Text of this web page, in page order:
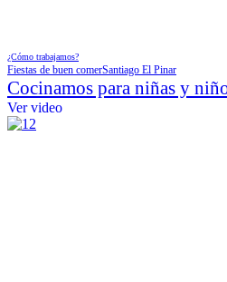
¿Cómo trabajamos?
Fiestas de buen comerSantiago El Pinar
Cocinamos para niñas y
Ver video